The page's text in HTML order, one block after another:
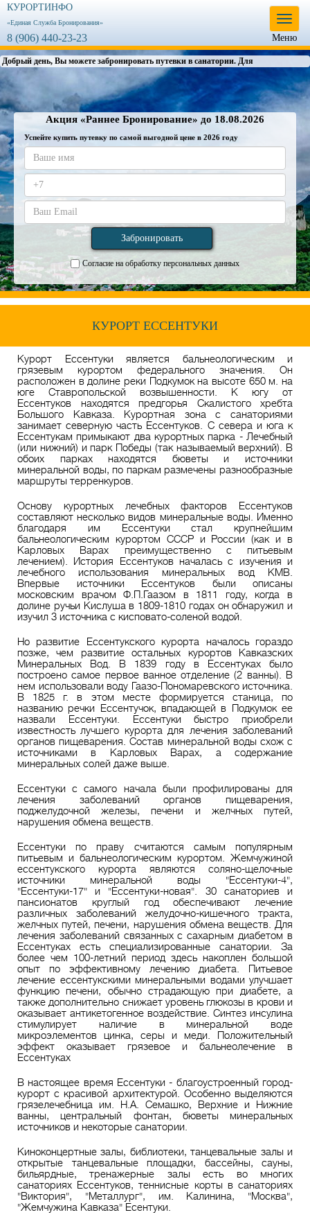
Меню
Меню
КУРОРТИНФО
«Единая Служба Бронирования»
8 (906) 440-23-23
Добрый день, Вы можете забронировать путевки в санатории. Для этого в
разделе "ЦЕ
Акция «Раннее Бронирование» до 18.08.2026
Успейте купить путевку по самой выгодной цене в 2026 году
Согласие на обработку персональных данных
КУРОРТ ЕССЕНТУКИ
Курорт Ессентуки является бальнеологическим и
грязевым курортом федерального значения. Он
расположен в долине реки Подкумок на высоте 650 м. на
юге Ставропольской возвышенности. К югу от
Ессентуков находятся предгорья Скалистого хребта
Большого Кавказа. Курортная зона с санаториями
занимает северную часть Ессентуков. С севера и юга к
Ессентукам примыкают два курортных парка - Лечебный
(или нижний) и парк Победы (так называемый верхний). В
обоих парках находятся бюветы и источники
минеральной воды, по паркам размечены разнообразные
маршруты терренкуров.
Основу курортных лечебных факторов Ессентуков
составляют несколько видов минеральные воды. Именно
благодаря им Ессентуки стал крупнейшим
бальнеологическим курортом СССР и России (как и в
Карловых Варах преимущественно с питьевым
лечением). История Ессентуков началась с изучения и
лечебного использования минеральных вод КМВ.
Впервые источники Ессентуков были описаны
московским врачом Ф.П.Гаазом в 1811 году, когда в
долине ручьи Кислуша в 1809-1810 годах он обнаружил и
изучил 3 источника с кисповато-соленой водой.
Но развитие Ессентукского курорта началось гораздо
позже, чем развитие остальных курортов Кавказских
Минеральных Вод. В 1839 году в Ессентуках было
построено самое первое ванное отделение (2 ванны). В
нем использовали воду Гаазо-Пономаревского источника.
В 1825 г. в этом месте формируется станица, по
названию речки Ессентучок, впадающей в Подкумок ее
назвали Ессентуки. Ессентуки быстро приобрели
известность лучшего курорта для лечения заболеваний
органов пищеварения. Состав минеральной воды схож с
источниками в Карловых Варах, а содержание
минеральных солей даже выше.
Ессентуки с самого начала были профилированы для
лечения заболеваний органов пищеварения,
поджелудочной железы, печени и желчных путей,
нарушения обмена веществ.
Ессентуки по праву считаются самым популярным
питьевым и бальнеологическим курортом. Жемчужиной
ессентукского курорта являются соляно-щелочные
источники минеральной воды "Ессентуки-4",
"Ессентуки-17" и "Ессентуки-новая". 30 санаториев и
пансионатов круглый год обеспечивают лечение
различных заболеваний желудочно-кишечного тракта,
желчных путей, печени, нарушения обмена веществ. Для
лечения заболеваний связанных с сахарным диабетом в
Ессентуках есть специализированные санатории. За
более чем 100-летний период здесь накоплен большой
опыт по эффективному лечению диабета. Питьевое
лечение ессентукскими минеральными водами улучшает
функцию печени, обычно страдающую при диабете, а
также дополнительно снижает уровень глюкозы в крови и
оказывает антикетогенное воздействие. Синтез инсулина
стимулирует наличие в минеральной воде
микроэлементов цинка, серы и меди. Положительный
эффект оказывает грязевое и бальнеолечение в
Ессентуках
В настоящее время Ессентуки - благоустроенный город-
курорт с красивой архитектурой. Особенно выделяются
грязелечебница им. Н.А. Семашко, Верхние и Нижние
ванны, центральный фонтан, бюветы минеральных
источников и некоторые санатории.
Киноконцертные залы, библиотеки, танцевальные залы и
открытые танцевальные площадки, бассейны, сауны,
бильярдные, тренажерные залы есть во многих
санаториях Ессентуков, теннисные корты в санаториях
"Виктория", "Металлург", им. Калинина, "Москва",
"Жемчужина Кавказа" Есентуки.